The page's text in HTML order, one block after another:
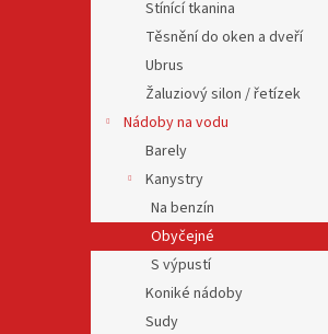
Stínící tkanina
Těsnění do oken a dveří
Ubrus
Žaluziový silon / řetízek
Nádoby na vodu
Barely
Kanystry
Na benzín
Obyčejné
S výpustí
Koniké nádoby
Sudy